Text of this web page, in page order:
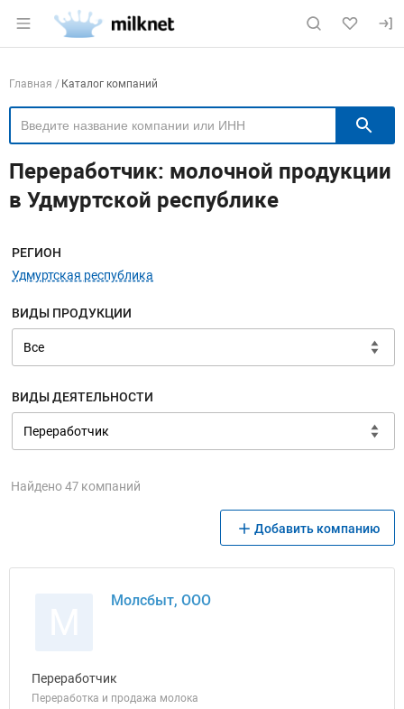
Раздел навигации по сайту milknet.ru
Навигация по компаниям
Главная Каталог компаний
Переработчик: молочной продукции
в Удмуртской республике
Меню навигации
РЕГИОН
Удмуртская республика
ВИДЫ ПРОДУКЦИИ
ВИДЫ ДЕЯТЕЛЬНОСТИ
Найдено 47 компаний
Добавить компанию
Молсбыт, ООО
Переработчик
Переработка и продажа молока